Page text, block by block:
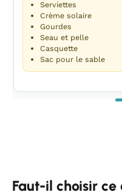
Serviettes
Crème solaire
Gourdes
Seau et pelle
Casquette
Sac pour le sable
Faut-il choisir